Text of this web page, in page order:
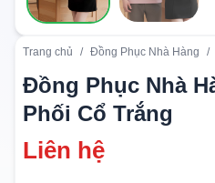
Trang chủ / Đồng Phục Nhà Hàng /
Đồng Phục Nhà
Phối Cổ Trắng
Liên hệ